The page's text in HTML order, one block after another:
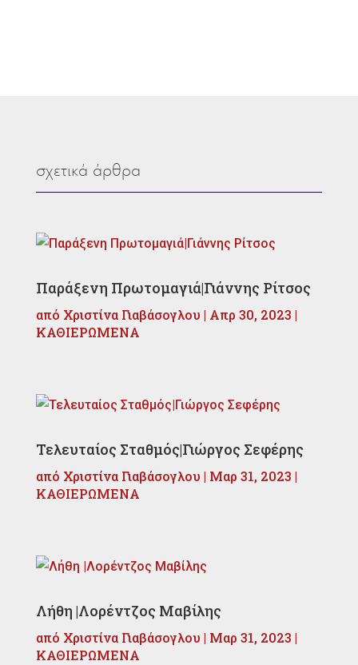
σχετικά άρθρα
Παράξενη Πρωτομαγιά|Γιάννης Ρίτσος
από Χριστίνα Γιαβάσογλου | Απρ 30, 2023 |
ΚΑΘΙΕΡΩΜΕΝΑ
Τελευταίος Σταθμός|Γιώργος Σεφέρης
από Χριστίνα Γιαβάσογλου | Μαρ 31, 2023 |
ΚΑΘΙΕΡΩΜΕΝΑ
Λήθη |Λορέντζος Μαβίλης
από Χριστίνα Γιαβάσογλου | Μαρ 31, 2023 |
ΚΑΘΙΕΡΩΜΕΝΑ